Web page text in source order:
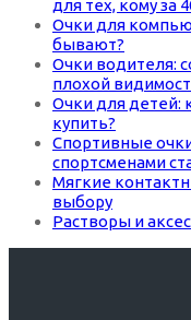
для тех, кому за
Очки для
бывают?
Очки водителя:
плохой
Очки для детей:
купить?
Спортивные
спортсменами
Мягкие
выбору
Растворы и